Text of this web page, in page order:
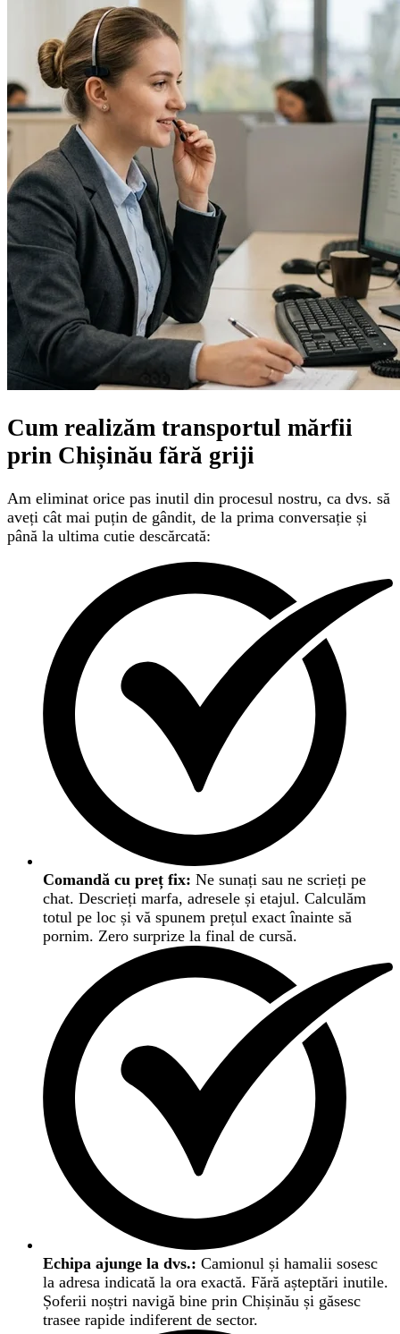
Cum realizăm transportul mărfii
prin Chișinău fără griji
Am eliminat orice pas inutil din procesul nostru, ca dvs. să
aveți cât mai puțin de gândit, de la prima conversație și
până la ultima cutie descărcată:
Comandă cu preț fix: Ne sunați sau ne scrieți pe
chat. Descrieți marfa, adresele și etajul. Calculăm
totul pe loc și vă spunem prețul exact înainte să
pornim. Zero surprize la final de cursă.
Echipa ajunge la dvs.: Camionul și hamalii sosesc
la adresa indicată la ora exactă. Fără așteptări inutile.
Șoferii noștri navigă bine prin Chișinău și găsesc
trasee rapide indiferent de sector.